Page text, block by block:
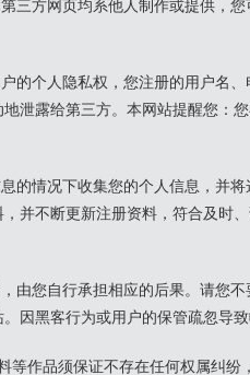
三方网页均系他人制作或提供，
的个人隐私权，您注册的用户名
泄露给第三方。本网站提醒您：
的情况下收集您的个人信息，并
并不断更新注册资料，符合及时
由您自行承担相应的后果。请您
因黑客行为或用户的保管疏忽导
等作品须保证不存在任何权属纠